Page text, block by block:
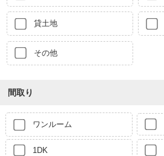
貸土地
その他
間取り
ワンルーム
1DK